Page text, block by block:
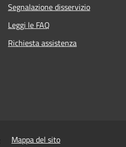
Segnalazione disservizio
Leggi le FAQ
Richiesta assistenza
Mappa del sito